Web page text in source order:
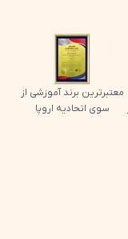
معتبرترین برند آموزشی از
سوی اتحادیه اروپا